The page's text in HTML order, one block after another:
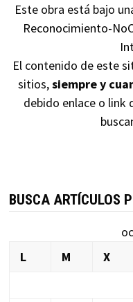
Este obra está bajo
Reconocimiento-
El contenido de este
sitios,siempre y
debido enlace o link
BUSCA ARTÍCULOS
L
M X